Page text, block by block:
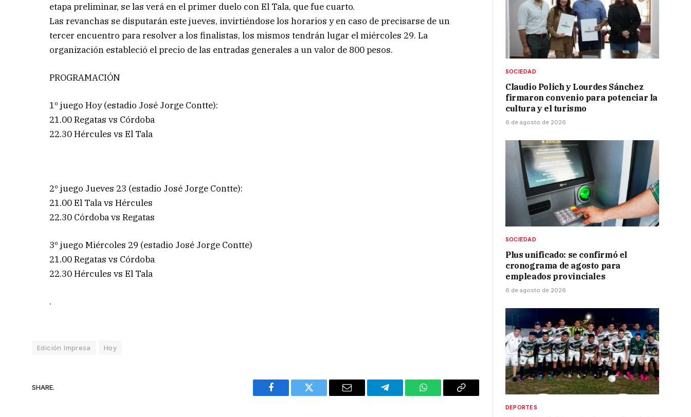
etapa preliminar, se las verá en el primer duelo con El Tala, que fue cuarto.
Las revanchas se disputarán este jueves, invirtiéndose los horarios y en caso de precisarse de un
tercer encuentro para resolver a los finalistas, los mismos tendrán lugar el miércoles 29. La
organización estableció el precio de las entradas generales a un valor de 800 pesos.
PROGRAMACIÓN
1º juego Hoy (estadio José Jorge Contte):
21.00 Regatas vs Córdoba
22.30 Hércules vs El Tala
2º juego Jueves 23 (estadio José Jorge Contte):
21.00 El Tala vs Hércules
22.30 Córdoba vs Regatas
3º juego Miércoles 29 (estadio José Jorge Contte)
21.00 Regatas vs Córdoba
22.30 Hércules vs El Tala
.
Edición Impresa Hoy
SHARE.
Facebook Twitter Email Telegram WhatsAppCopy
SOCIEDAD
Claudio Polich y Lourdes Sánchez
firmaron convenio para potenciar la
cultura y el turismo
6 de agosto de 2026
SOCIEDAD
Plus unificado: se confirmó el
cronograma de agosto para
empleados provinciales
6 de agosto de 2026
DEPORTES